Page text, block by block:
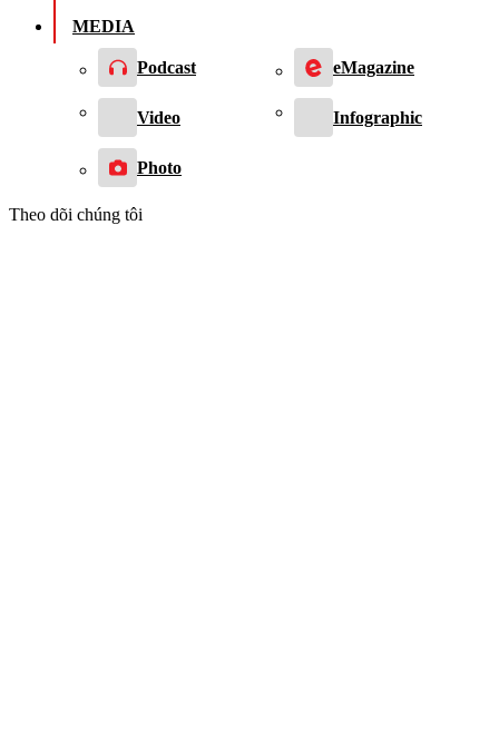
MEDIA
Podcast eMagazine
Video Infographic
Photo
Theo dõi chúng tôi